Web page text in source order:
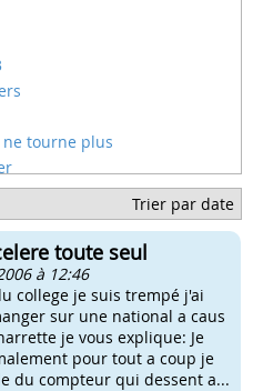
tourne plus
Trier par date
toute seul
à 12:46
college je suis trempé j'ai
sur une national a caus
je vous explique: Je
pour tout a coup je
du compteur qui dessent a...